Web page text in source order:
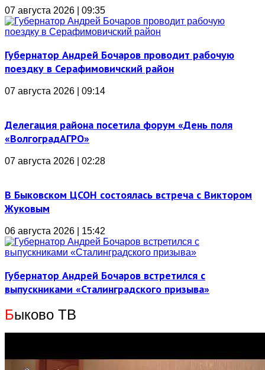
07 августа 2026 | 09:35
Губернатор Андрей Бочаров проводит рабочую
поездку в Серафимовичский район
07 августа 2026 | 09:14
Делегация района посетила форум «День поля
«ВолгоградАГРО»
07 августа 2026 | 02:28
В Быковском ЦСОН состоялась встреча с Виктором
Жуковым
06 августа 2026 | 15:42
Губернатор Андрей Бочаров встретился с
выпускниками «Сталинградского призыва»
Быково ТВ